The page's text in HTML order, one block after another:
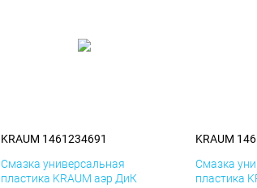
KRAUM 1461234691
Смазка универсальная
пластика KRAUM аэр ДиК
KRAUM
Смазка
пластика